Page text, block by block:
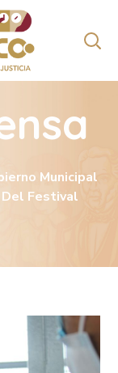
Municipal
Festival